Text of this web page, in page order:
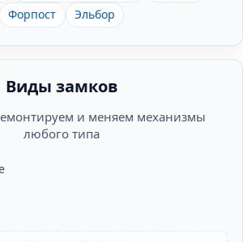
Форпост
Эльбор
Виды замков
и меняем механизмы
любого типа